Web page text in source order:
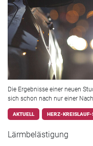
Die Ergebnisse einer neuen
sich schon nach nur einer
AKTUELL HERZ-KREISLAUF-
Lärmbelästigung